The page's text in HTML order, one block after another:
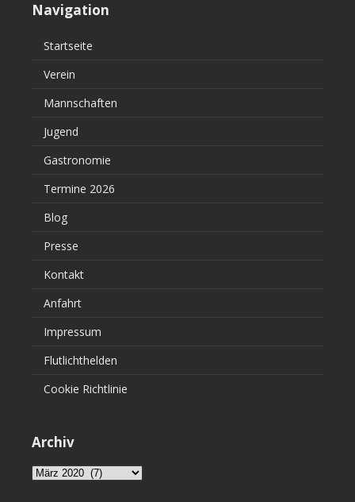
Navigation
Startseite
Verein
Mannschaften
Jugend
Gastronomie
Termine 2026
Blog
Presse
Kontakt
Anfahrt
Impressum
Flutlichthelden
Cookie Richtlinie
Archiv
Archiv